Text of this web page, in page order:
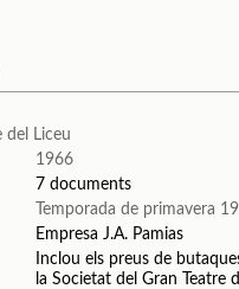
del Liceu
1966
7 documents
Temporada de primavera
Empresa J.A. Pamias
Inclou els preus de
la Societat del Gran Teatre